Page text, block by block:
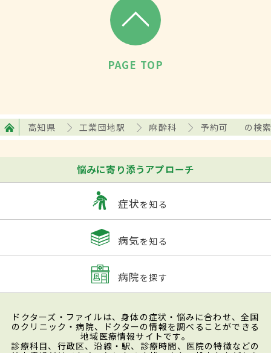
PAGE TOP
高知県 工業団地駅 麻酔科 予約可 の検
悩みに寄り添うアプローチ
症状を知る
病気を知る
病院を探す
ドクターズ・ファイルは、身体の症状・悩みに合わせ、全国
のクリニック・病院、ドクターの情報を調べることができる
地域医療情報サイトです。
診療科目、行政区、沿線・駅、診療時間、医院の特徴などの